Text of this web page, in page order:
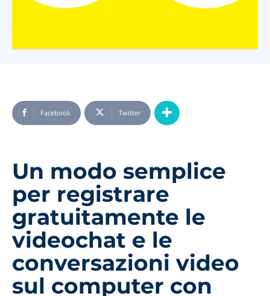
Facebook Twitter
Un modo semplice
per registrare
gratuitamente le
videochat e le
conversazioni video
sul computer con